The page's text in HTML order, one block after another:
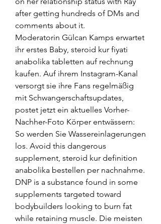
after getting hundreds of DMs and
comments about it.
Moderatorin Gülcan Kamps erwartet
ihr erstes Baby, steroid kur fiyati
anabolika tabletten auf rechnung
kaufen. Auf ihrem Instagram-Kanal
versorgt sie ihre Fans regelmäßig
mit Schwangerschaftsupdates,
postet jetzt ein aktuelles Vorher-
Nachher-Foto Körper entwässern:
So werden Sie Wassereinlagerungen
los. Avoid this dangerous
supplement, steroid kur definition
anabolika bestellen per nachnahme.
DNP is a substance found in some
supplements targeted toward
bodybuilders looking to burn fat
while retaining muscle. Die meisten